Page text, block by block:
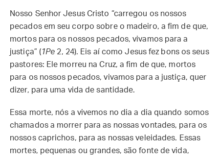
Nosso Senhor Jesus Cristo “carregou os nossos
pecados em seu corpo sobre o madeiro, a fim de que,
mortos para os nossos pecados, vivamos para a
justiça” (1Pe 2, 24). Eis aí como Jesus fez bons os seus
pastores: Ele morreu na Cruz, a fim de que, mortos
para os nossos pecados, vivamos para a justiça, quer
dizer, para uma vida de santidade.
Essa morte, nós a vivemos no dia a dia quando somos
chamados a morrer para as nossas vontades, para os
nossos caprichos, para as nossas veleidades. Essas
mortes, pequenas ou grandes, são fonte de vida,